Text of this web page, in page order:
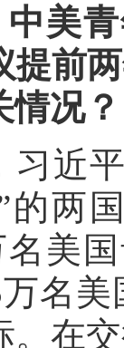
美
提前
情况？
习近
两
名美
名
。在